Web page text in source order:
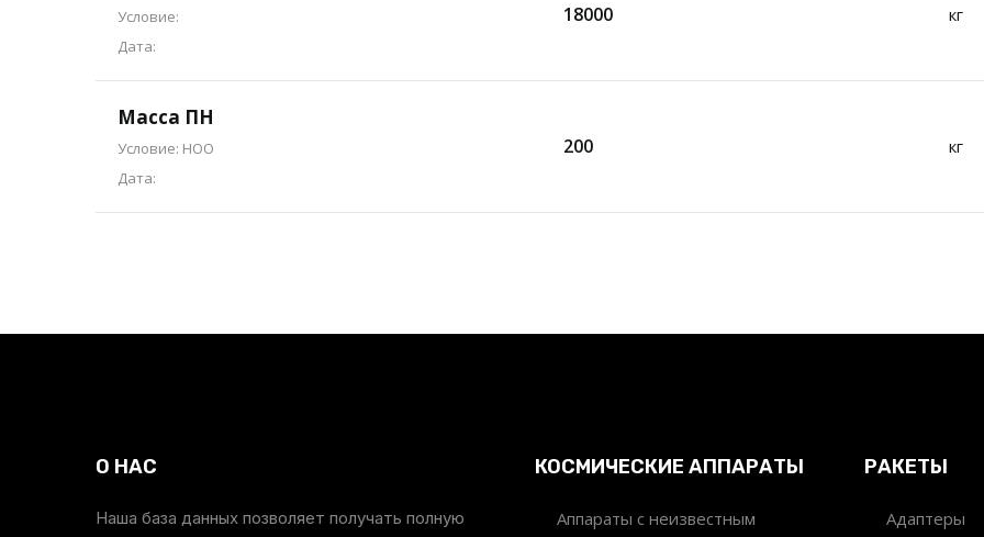
Условие:
Дата:
18000 кг
Масса ПН
Условие: НОО
Дата:
200 кг
О НАС
Наша база данных позволяет получать полную
КОСМИЧЕСКИЕ АППАРАТЫ
Аппараты с неизвестным
РАКЕТЫ
Адаптеры